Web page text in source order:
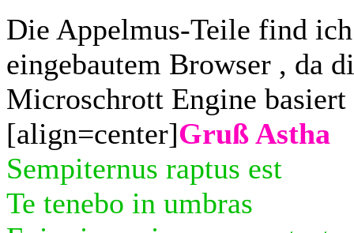
Die Appelmus-Teile find
eingebautem Browser , da
Microschrott Engine
[align=center]Gruß Astha
Sempiternus raptus est
Te tenebo in umbras